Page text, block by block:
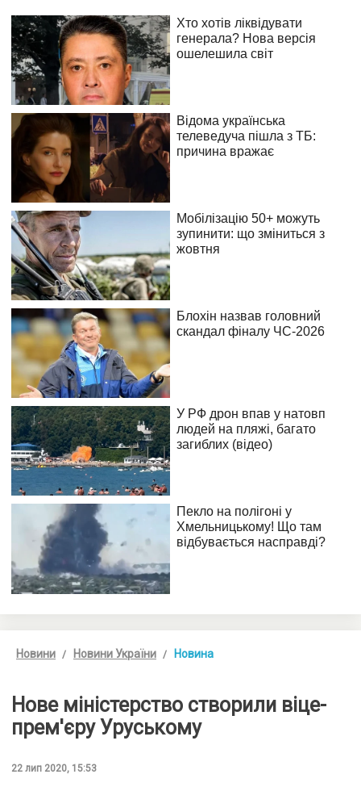
Новини Новини України Новина
Нове міністерство створили віце-
прем'єру Уруському
22 лип 2020, 15:53